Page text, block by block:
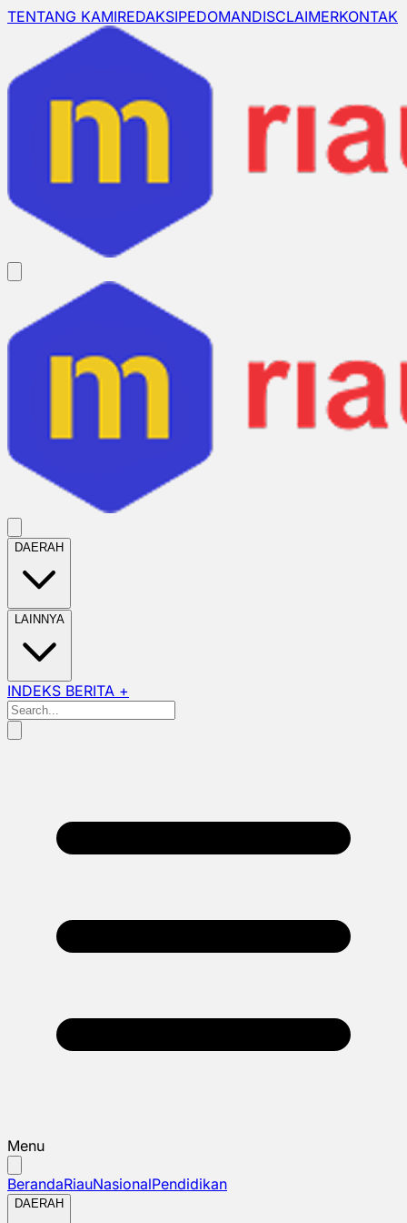
TENTANG KAMIREDAKSIPEDOMANDISCLAIMERKONTAK
DAERAH
LAINNYA
INDEKS BERITA +
Menu
BerandaRiauNasionalPendidikan
DAERAH